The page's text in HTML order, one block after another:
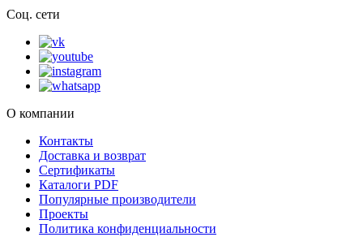
Соц. сети
О компании
Контакты
Доставка и возврат
Сертификаты
Каталоги PDF
Популярные производители
Проекты
Политика конфиденциальности